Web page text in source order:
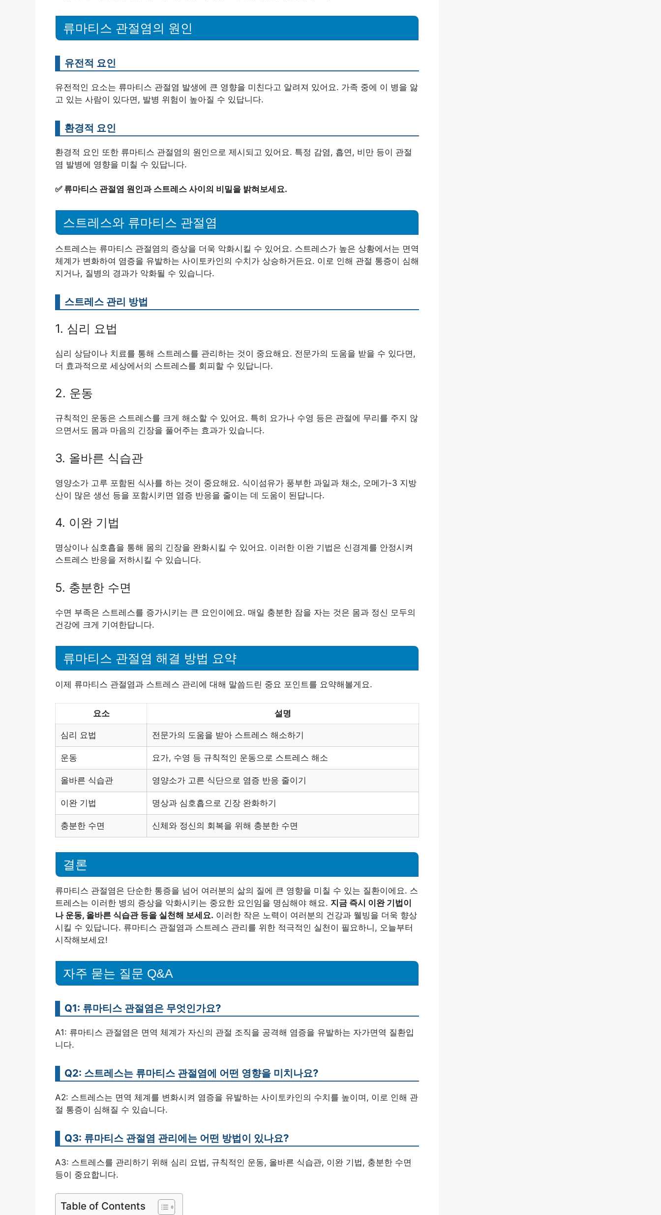
류마티스 관절염의 원인
유전적 요인
유전적인 요소는 류마티스 관절염 발생에 큰 영향을 미친다고 알려져 있어요. 가족 중에 이 병을 앓
고 있는 사람이 있다면, 발병 위험이 높아질 수 있답니다.
환경적 요인
환경적 요인 또한 류마티스 관절염의 원인으로 제시되고 있어요. 특정 감염, 흡연, 비만 등이 관절
염 발병에 영향을 미칠 수 있답니다.
✅ 류마티스 관절염 원인과 스트레스 사이의 비밀을 밝혀보세요.
스트레스와 류마티스 관절염
스트레스는 류마티스 관절염의 증상을 더욱 악화시킬 수 있어요. 스트레스가 높은 상황에서는 면역
체계가 변화하여 염증을 유발하는 사이토카인의 수치가 상승하거든요. 이로 인해 관절 통증이 심해
지거나, 질병의 경과가 악화될 수 있습니다.
스트레스 관리 방법
1. 심리 요법
심리 상담이나 치료를 통해 스트레스를 관리하는 것이 중요해요. 전문가의 도움을 받을 수 있다면,
더 효과적으로 세상에서의 스트레스를 회피할 수 있답니다.
2. 운동
규칙적인 운동은 스트레스를 크게 해소할 수 있어요. 특히 요가나 수영 등은 관절에 무리를 주지 않
으면서도 몸과 마음의 긴장을 풀어주는 효과가 있습니다.
3. 올바른 식습관
영양소가 고루 포함된 식사를 하는 것이 중요해요. 식이섬유가 풍부한 과일과 채소, 오메가-3 지방
산이 많은 생선 등을 포함시키면 염증 반응을 줄이는 데 도움이 된답니다.
4. 이완 기법
명상이나 심호흡을 통해 몸의 긴장을 완화시킬 수 있어요. 이러한 이완 기법은 신경계를 안정시켜
스트레스 반응을 저하시킬 수 있습니다.
5. 충분한 수면
수면 부족은 스트레스를 증가시키는 큰 요인이에요. 매일 충분한 잠을 자는 것은 몸과 정신 모두의
건강에 크게 기여한답니다.
류마티스 관절염 해결 방법 요약
이제 류마티스 관절염과 스트레스 관리에 대해 말씀드린 중요 포인트를 요약해볼게요.
요소 설명
심리 요법 전문가의 도움을 받아 스트레스 해소하기
운동 요가, 수영 등 규칙적인 운동으로 스트레스 해소
올바른 식습관 영양소가 고른 식단으로 염증 반응 줄이기
이완 기법 명상과 심호흡으로 긴장 완화하기
충분한 수면 신체와 정신의 회복을 위해 충분한 수면
결론
류마티스 관절염은 단순한 통증을 넘어 여러분의 삶의 질에 큰 영향을 미칠 수 있는 질환이에요. 스
트레스는 이러한 병의 증상을 악화시키는 중요한 요인임을 명심해야 해요. 지금 즉시 이완 기법이
나 운동, 올바른 식습관 등을 실천해 보세요. 이러한 작은 노력이 여러분의 건강과 웰빙을 더욱 향상
시킬 수 있답니다. 류마티스 관절염과 스트레스 관리를 위한 적극적인 실천이 필요하니, 오늘부터
시작해보세요!
자주 묻는 질문 Q&A
Q1: 류마티스 관절염은 무엇인가요?
A1: 류마티스 관절염은 면역 체계가 자신의 관절 조직을 공격해 염증을 유발하는 자가면역 질환입
니다.
Q2: 스트레스는 류마티스 관절염에 어떤 영향을 미치나요?
A2: 스트레스는 면역 체계를 변화시켜 염증을 유발하는 사이토카인의 수치를 높이며, 이로 인해 관
절 통증이 심해질 수 있습니다.
Q3: 류마티스 관절염 관리에는 어떤 방법이 있나요?
A3: 스트레스를 관리하기 위해 심리 요법, 규칙적인 운동, 올바른 식습관, 이완 기법, 충분한 수면
등이 중요합니다.
Table of Contents